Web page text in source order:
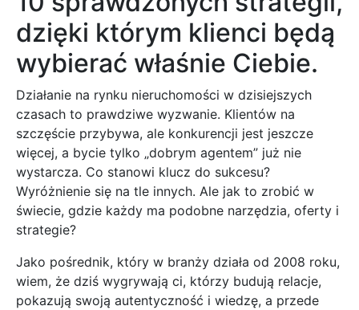
dzięki którym klienci będą
wybierać właśnie Ciebie.
Działanie na rynku nieruchomości w dzisiejszych
czasach to prawdziwe wyzwanie. Klientów na
szczęście przybywa, ale konkurencji jest jeszcze
więcej, a bycie tylko „dobrym agentem” już nie
wystarcza. Co stanowi klucz do sukcesu?
Wyróżnienie się na tle innych. Ale jak to zrobić w
świecie, gdzie każdy ma podobne narzędzia, oferty i
strategie?
Jako pośrednik, który w branży działa od 2008 roku,
wiem, że dziś wygrywają ci, którzy budują relacje,
pokazują swoją autentyczność i wiedzę, a przede